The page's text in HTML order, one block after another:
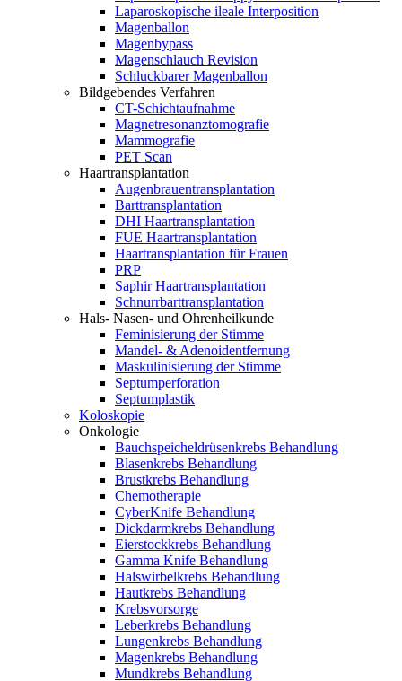
Laparoskopische ileale Interposition
Magenballon
Magenbypass
Magenschlauch Revision
Schluckbarer Magenballon
Bildgebendes Verfahren
CT-Schichtaufnahme
Magnetresonanztomografie
Mammografie
PET Scan
Haartransplantation
Augenbrauentransplantation
Barttransplantation
DHI Haartransplantation
FUE Haartransplantation
Haartransplantation für Frauen
PRP
Saphir Haartransplantation
Schnurrbarttransplantation
Hals- Nasen- und Ohrenheilkunde
Feminisierung der Stimme
Mandel- & Adenoidentfernung
Maskulinisierung der Stimme
Septumperforation
Septumplastik
Koloskopie
Onkologie
Bauchspeicheldrüsenkrebs Behandlung
Blasenkrebs Behandlung
Brustkrebs Behandlung
Chemotherapie
CyberKnife Behandlung
Dickdarmkrebs Behandlung
Eierstockkrebs Behandlung
Gamma Knife Behandlung
Halswirbelkrebs Behandlung
Hautkrebs Behandlung
Krebsvorsorge
Leberkrebs Behandlung
Lungenkrebs Behandlung
Magenkrebs Behandlung
Mundkrebs Behandlung